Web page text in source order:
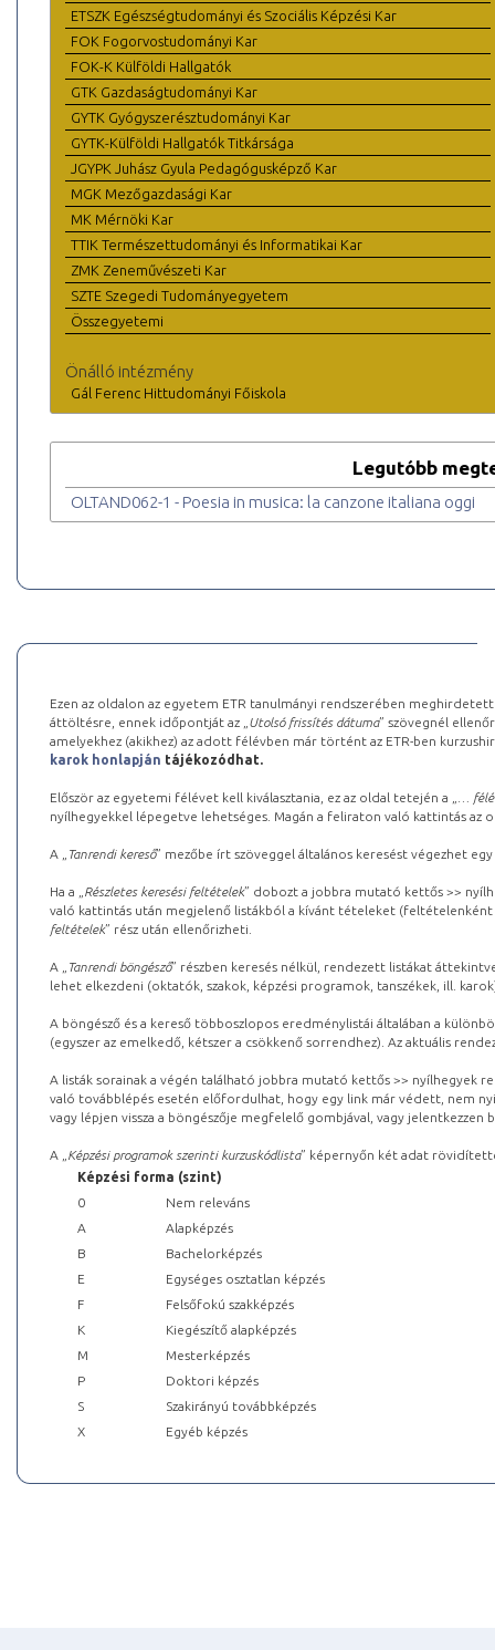
ETSZK Egészségtudományi és Szociális Képzési Kar
FOK Fogorvostudományi Kar
FOK-K Külföldi Hallgatók
GTK Gazdaságtudományi Kar
GYTK Gyógyszerésztudományi Kar
GYTK-Külföldi Hallgatók Titkársága
JGYPK Juhász Gyula Pedagógusképző Kar
MGK Mezőgazdasági Kar
MK Mérnöki Kar
TTIK Természettudományi és Informatikai Kar
ZMK Zeneművészeti Kar
SZTE Szegedi Tudományegyetem
Összegyetemi
Önálló intézmény
Gál Ferenc Hittudományi Főiskola
Legutóbb
OLTAND062-1 - Poesia in musica: la canzone italiana oggi
Ezen az oldalon az egyetem ETR tanulmányi rendszerében
áttöltésre, ennek időpontját az „ Utolsó frissítés dátuma” szövegnél
amelyekhez (akikhez) az adott félévben már történt az ETR-ben
karok honlapján tájékozódhat.
Először az egyetemi félévet kell kiválasztania, ez az oldal tetején a „
…
nyílhegyekkel lépegetve lehetséges. Magán a feliraton való kattintás az
A „ Tanrendi kereső” mezőbe írt szöveggel általános keresést végezhet
Ha a „ Részletes keresési feltételek” dobozt a jobbra mutató kettős >>
való kattintás után megjelenő listákból a kívánt tételeket (feltételenként
feltételek” rész után ellenőrizheti.
A „ Tanrendi böngésző” részben keresés nélkül, rendezett listákat
lehet elkezdeni (oktatók, szakok, képzési programok, tanszékek, ill.
A böngésző és a kereső többoszlopos eredménylistái általában a
(egyszer az emelkedő, kétszer a csökkenő sorrendhez). Az aktuális
A listák sorainak a végén található jobbra mutató kettős >> nyílhegyek
való továbblépés esetén előfordulhat, hogy egy link már védett, nem
vagy lépjen vissza a böngészője megfelelő gombjával, vagy
A „ Képzési programok szerinti kurzuskódlista” képernyőn két adat
Képzési forma (szint)
0
Nem releváns
A
Alapképzés
B
Bachelorképzés
E
Egységes osztatlan képzés
F
Felsőfokú szakképzés
K
Kiegészítő alapképzés
M
Mesterképzés
P
Doktori képzés
S
Szakirányú továbbképzés
X
Egyéb képzés